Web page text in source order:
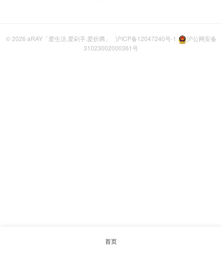
© 2026 aRAY「爱生活.爱剁手.爱折腾」 沪ICP备12047240号-1
沪公网安备
31023002000361号
首页